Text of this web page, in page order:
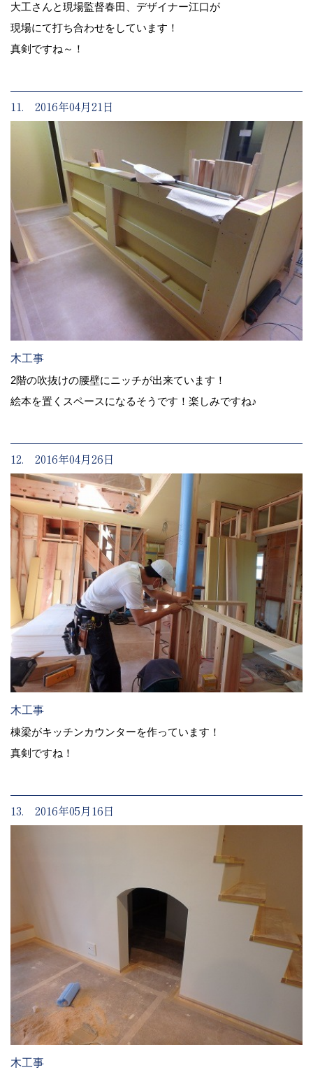
大工さんと現場監督春田、デザイナー江口が
現場にて打ち合わせをしています！
真剣ですね～！
11. 2016年04月21日
木工事
2階の吹抜けの腰壁にニッチが出来ています！
絵本を置くスペースになるそうです！楽しみですね♪
12. 2016年04月26日
木工事
棟梁がキッチンカウンターを作っています！
真剣ですね！
13. 2016年05月16日
木工事